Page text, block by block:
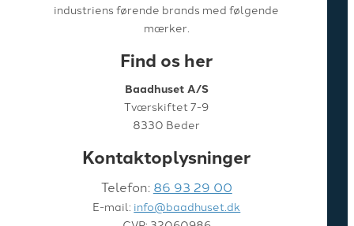
industriens førende brands med følgende
mærker.
Find os her
Baadhuset A/S
Tværskiftet 7-9
8330 Beder
Kontaktoplysninger
Telefon: 86 93 29 00
E-mail: info@baadhuset.dk